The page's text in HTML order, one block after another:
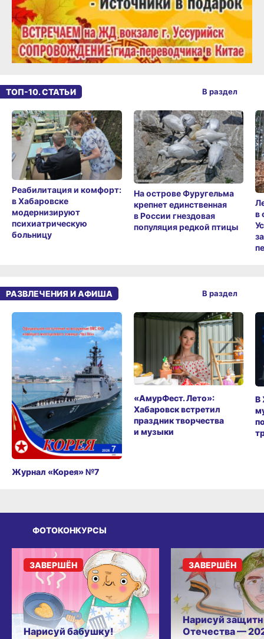
ТОП-10. СТАТЬИ
Реабилитация и комфорт:
в Хабаровске
модернизируют
психиатрическую
больницу
На острове Фуругельма
крепнет единственная
в России гнездовая
популяция редкой птицы
в
В раздел
РАЗВЛЕЧЕНИЯ И АФИША
Журнал «Корея» №7
«АмурФест. Лето»:
Хабаровск встретил
праздник творчества
и музыки
В
В раздел
ФОТОКОНКУРСЫ
Нарисуй бабушку!
ЗАВЕРШЁН
Нарисуй
Отечества —
ЗАВЕРШЁН